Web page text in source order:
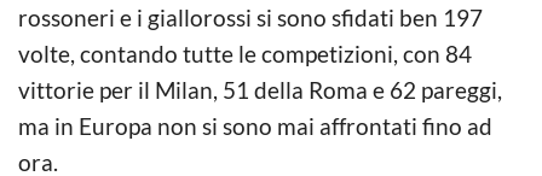
rossoneri e i giallorossi si sono sfidati ben 197
volte, contando tutte le competizioni, con 84
vittorie per il Milan, 51 della Roma e 62 pareggi,
ma in Europa non si sono mai affrontati fino ad
ora.